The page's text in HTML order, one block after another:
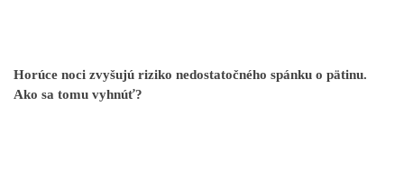
Horúce noci zvyšujú riziko nedostatočného spánku o pätinu.
Ako sa tomu vyhnúť?